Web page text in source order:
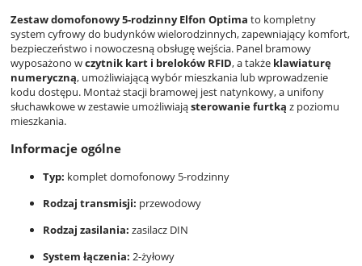
Zestaw domofonowy 5-rodzinny Elfon Optima to kompletny
system cyfrowy do budynków wielorodzinnych, zapewniający komfort,
bezpieczeństwo i nowoczesną obsługę wejścia. Panel bramowy
wyposażono wczytnik kart i breloków RFID, a także klawiaturę
numeryczną, umożliwiającą wybór mieszkania lub wprowadzenie
kodu dostępu. Montaż stacji bramowej jest natynkowy, a unifony
słuchawkowe w zestawie umożliwiająsterowanie furtką z poziomu
mieszkania.
Informacje ogólne
Typ: komplet domofonowy 5-rodzinny
Rodzaj transmisji: przewodowy
Rodzaj zasilania: zasilacz DIN
System łączenia: 2-żyłowy